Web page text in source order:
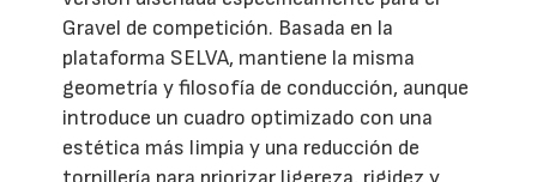
Gravel de competición. Basada en la
plataforma SELVA, mantiene la misma
geometría y filosofía de conducción, aunque
introduce un cuadro optimizado con una
estética más limpia y una reducción de